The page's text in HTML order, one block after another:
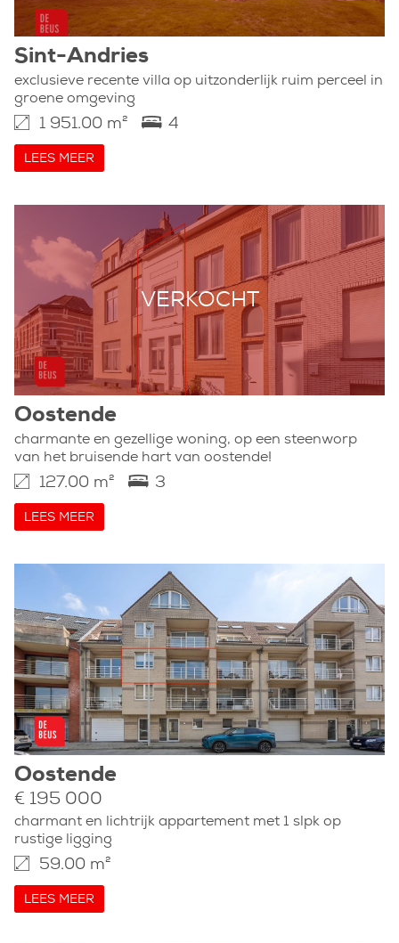
Sint-Andries
exclusieve recente villa op uitzonderlijk ruim perceel in
groene omgeving
1 951.00 m² 4
LEES MEER
VERKOCHT
Oostende
charmante en gezellige woning, op een steenworp
van het bruisende hart van oostende!
127.00 m² 3
LEES MEER
Oostende
€ 195 000
charmant en lichtrijk appartement met 1 slpk op
rustige ligging
59.00 m²
LEES MEER